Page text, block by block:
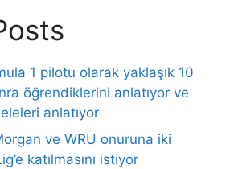
1 pilotu olarak yaklaşık 10
öğrendiklerini anlatıyor ve
anlatıyor
ve WRU onuruna iki
katılmasını istiyor